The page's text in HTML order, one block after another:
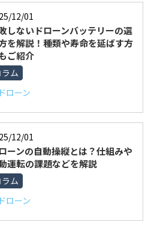
12/01
しないドローンバッテリーの選
を解説！種類や寿命を延ばす方
ご紹介
ラム
ローン
12/01
ーンの自動操縦とは？仕組みや
運転の課題などを解説
ラム
ローン